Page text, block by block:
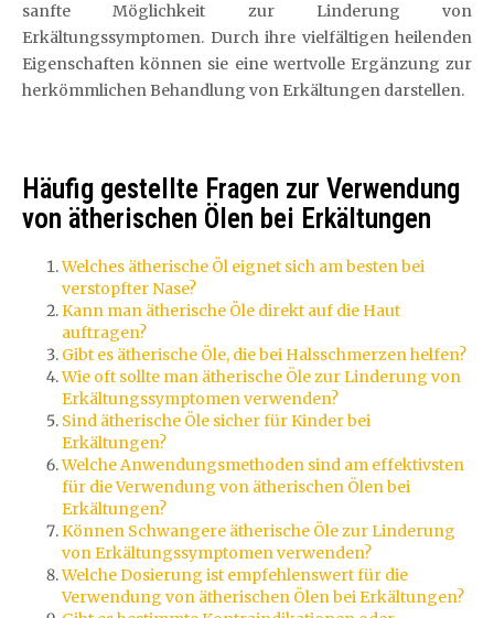
sanfte Möglichkeit zur Linderung von
Erkältungssymptomen. Durch ihre vielfältigen heilenden
Eigenschaften können sie eine wertvolle Ergänzung zur
herkömmlichen Behandlung von Erkältungen darstellen.
Häufig gestellte Fragen zur Verwendung
von ätherischen Ölen bei Erkältungen
Welches ätherische Öl eignet sich am besten bei
verstopfter Nase?
Kann man ätherische Öle direkt auf die Haut
auftragen?
Gibt es ätherische Öle, die bei Halsschmerzen helfen?
Wie oft sollte man ätherische Öle zur Linderung von
Erkältungssymptomen verwenden?
Sind ätherische Öle sicher für Kinder bei
Erkältungen?
Welche Anwendungsmethoden sind am effektivsten
für die Verwendung von ätherischen Ölen bei
Erkältungen?
Können Schwangere ätherische Öle zur Linderung
von Erkältungssymptomen verwenden?
Welche Dosierung ist empfehlenswert für die
Verwendung von ätherischen Ölen bei Erkältungen?